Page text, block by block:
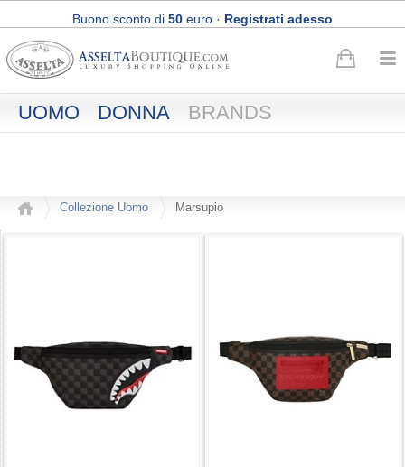
Buono sconto di 50 euro
Registrati adesso
UOMO DONNA BRANDS
Collezione Uomo Marsupio